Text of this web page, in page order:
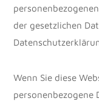
der gesetzlichen
Wenn Sie diese
personenbezogene